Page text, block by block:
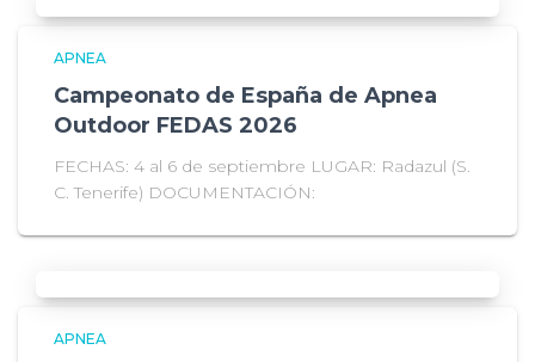
APNEA
Campeonato de España de Apnea
Outdoor FEDAS 2026
FECHAS: 4 al 6 de septiembre LUGAR: Radazul (S.
C. Tenerife) DOCUMENTACIÓN:
APNEA